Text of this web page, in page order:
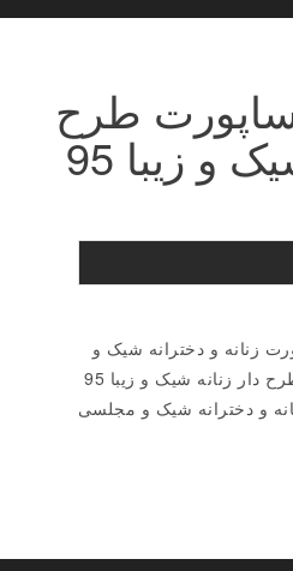
طرح
و زیبا 95
زنانه و دخترانه شیک و
مجلسی انواع مدل ساپورت طرح دار زنانه شیک و زیبا 95
و دخترانه شیک و مجلسی